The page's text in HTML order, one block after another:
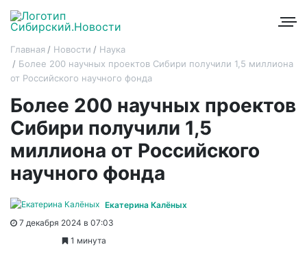
Главная Новости
Наука
Более 200 научных проектов Сибири получили 1,5 миллиона
от Российского научного фонда
Более 200 научных проектов
Сибири получили 1,5
миллиона от Российского
научного фонда
Екатерина Калёных
7 декабря 2024 в 07:03
1 минута